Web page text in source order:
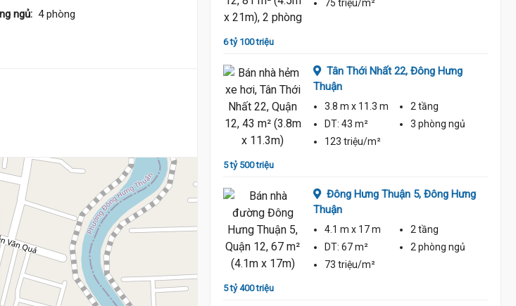
ngủ: 4 phòng
Phan Văn Hớn,Đông Hưng Thuận
4.5 mx 21 m
1 tầng
DT:81 m² 2 phòngngủ
75 triệu/m²
6 tỷ 100 triệu
75 triệu/m²
5 tỷ 500 triệu
Tân Thới Nhất 22, Đông Hưng
Thuận
3.8 m x 11.3 m
2 tầng
DT: 43 m² 3 phòng ngủ
123 triệu/m²
5 tỷ 400 triệu
Đông Hưng Thuận 5, Đông Hưng
Thuận
4.1 m x 17 m
2 tầng
DT: 67 m² 2 phòng ngủ
73 triệu/m²